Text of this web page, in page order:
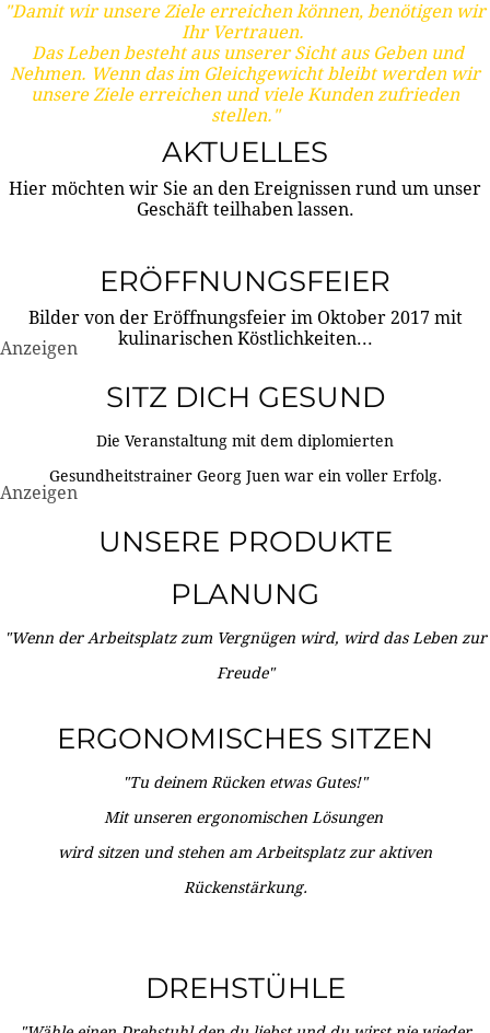
"Damit wir unsere Ziele erreichen können, benötigen wir
Ihr Vertrauen.
Das Leben besteht aus unserer Sicht aus Geben und
Nehmen. Wenn das im Gleichgewicht bleibt werden wir
unsere Ziele erreichen und viele Kunden zufrieden
stellen."
AKTUELLES
Hier möchten wir Sie an den Ereignissen rund um unser
Geschäft teilhaben lassen.
ERÖFFNUNGSFEIER
Bilder von der Eröffnungsfeier im Oktober 2017 mit
kulinarischen Köstlichkeiten...
Anzeigen
SITZ DICH GESUND
Die Veranstaltung mit dem diplomierten
Gesundheitstrainer Georg Juen war ein voller Erfolg.
Anzeigen
UNSERE PRODUKTE
PLANUNG
"Wenn der Arbeitsplatz zum Vergnügen wird, wird das Leben zur
Freude"
ERGONOMISCHES SITZEN
"Tu deinem Rücken etwas Gutes!"
Mit unseren ergonomischen Lösungen
wird sitzen und stehen am Arbeitsplatz zur aktiven
Rückenstärkung.
DREHSTÜHLE